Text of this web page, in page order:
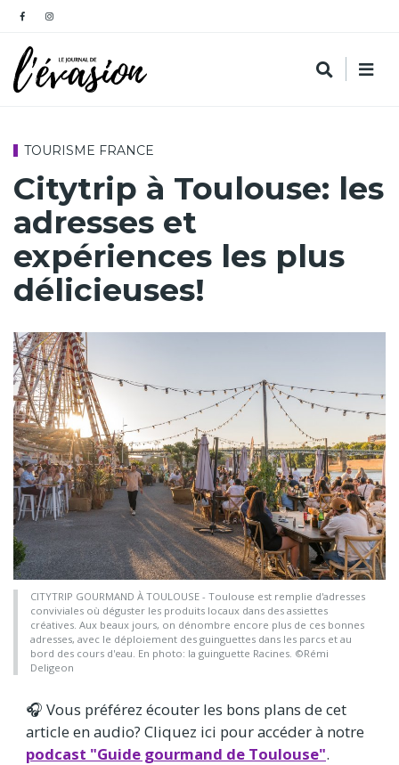
TOURISME FRANCE
Citytrip à Toulouse: les
adresses et
expériences les plus
délicieuses!
CITYTRIP GOURMAND À TOULOUSE - Toulouse est remplie d'adresses
conviviales où déguster les produits locaux dans des assiettes
créatives. Aux beaux jours, on dénombre encore plus de ces bonnes
adresses, avec le déploiement des guinguettes dans les parcs et au
bord des cours d'eau. En photo: la guinguette Racines. ©Rémi
Deligeon
🎧 Vous préférez écouter les bons plans de cet
article en audio? Cliquez ici pour accéder à notre
podcast "Guide gourmand de Toulouse".